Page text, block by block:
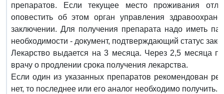
препаратов. Если текущее место проживания
оповестить об этом орган управления
заключении. Для получения препарата надо иметь
необходимости - документ, подтверждающий статус
Лекарство выдается на 3 месяца. Через 2,5 месяца
врачу о продлении срока получения лекарства.
Если один из указанных препаратов рекомендован
нет, то последнее или его аналог необходимо получить.